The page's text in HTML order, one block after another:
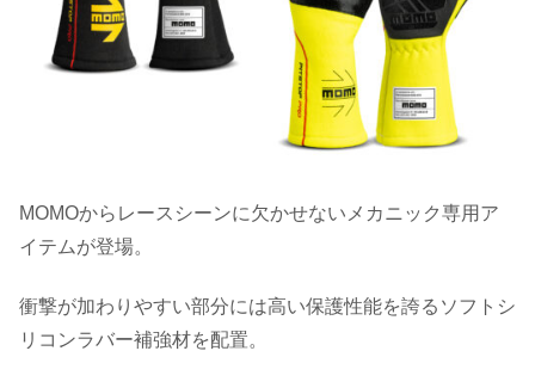
MOMOからレースシーンに欠かせないメカニック専用ア
イテムが登場。
衝撃が加わりやすい部分には高い保護性能を誇るソフトシ
リコンラバー補強材を配置。